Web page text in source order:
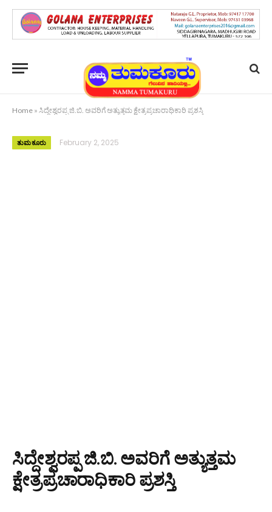
Home » ಸಿದ್ದೇಶ್ವರಪ್ಪ ಜಿ.ಬಿ. ಅವರಿಗೆ ಅತ್ಯುತ್ತಮ ಕ್ಷೇತ್ರಪ್ರಚಾರಾಧಿಕಾರಿ ಪ್ರಶಸ್ತಿ
ತುಮಕೂರು February 2, 2025
ಸಿದ್ದೇಶ್ವರಪ್ಪ ಜಿ.ಬಿ. ಅವರಿಗೆ ಅತ್ಯುತ್ತಮ
ಕ್ಷೇತ್ರಪ್ರಚಾರಾಧಿಕಾರಿ ಪ್ರಶಸ್ತಿ